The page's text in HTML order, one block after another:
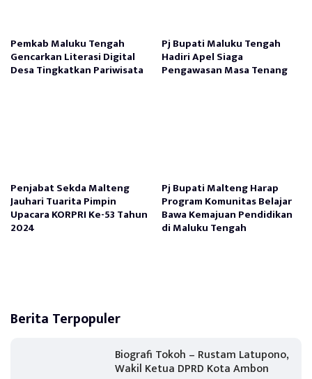
Pemkab Maluku Tengah
Gencarkan Literasi Digital
Desa Tingkatkan Pariwisata
Pj Bupati Maluku Tengah
Hadiri Apel Siaga
Pengawasan Masa Tenang
Penjabat Sekda Malteng
Jauhari Tuarita Pimpin
Upacara KORPRI Ke-53 Tahun
2024
Pj Bupati Malteng Harap
Program Komunitas Belajar
Bawa Kemajuan Pendidikan
di Maluku Tengah
Berita Terpopuler
Biografi Tokoh – Rustam Latupono,
Wakil Ketua DPRD Kota Ambon